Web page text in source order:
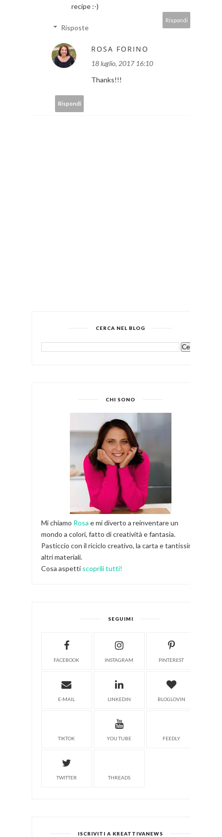
recipe :-)
Rispondi
Risposte
ROSA FORINO
18 luglio, 2017 16:10
Thanks!!!
Rispondi
CERCA NEL BLOG
CHI SONO
Mi chiamo Rosa e mi diverto a reinventare un
mondo a colori, fatto di creatività e fantasia.
Pasticcio con il riciclo creativo, la carta e tantissimi
altri materiali.
Cosa aspetti scoprili tutti!
SEGUIMI
FACEBOOK INSTAGRAM PINTEREST
E-MAIL LINKEDIN BLOGLOVIN
TIKTOK YOU TUBE FEEDLY
TWITTER THREADS
ISCRIVITI A KREATTIVANEWS